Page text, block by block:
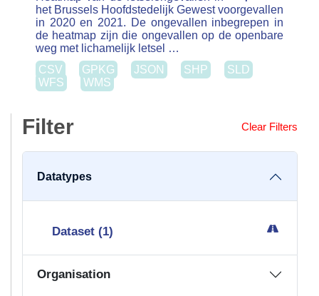
CSV
GPKG JSON SHP SLD
WFS
WMS
Filter Clear Filters
Datatypes
Dataset (1)